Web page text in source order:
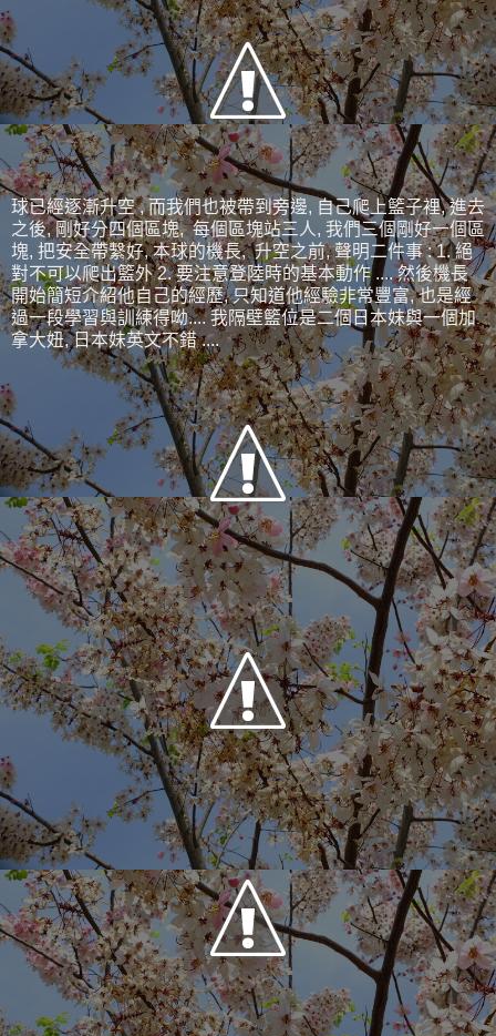
球已經逐漸升空 , 而我們也被帶到旁邊, 自己爬上籃子裡, 進去
之後, 剛好分四個區塊, 每個區塊站三人, 我們三個剛好一個區
塊, 把安全帶繫好, 本球的機長, 升空之前, 聲明二件事 : 1. 絕
對不可以爬出籃外 2. 要注意登陸時的基本動作 .... 然後機長
開始簡短介紹他自己的經歷, 只知道他經驗非常豐富, 也是經
過一段學習與訓練得呦.... 我隔壁籃位是二個日本妹與一個加
拿大妞, 日本妹英文不錯 ....